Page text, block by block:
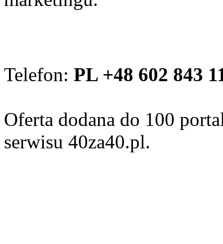
Telefon: PL +48 602 843
Oferta dodana do 100
serwisu 40za40.pl.